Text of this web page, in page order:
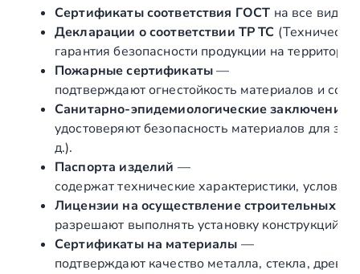
Сертификаты соответствия ГОСТ на все виды
Декларации о соответствии ТР ТС
гарантия безопасности продукции на
Пожарные сертификаты—
подтверждают огнестойкость материалов и
Санитарно‑эпидемиологические заключения
удостоверяют безопасность материалов для
д.).
Паспорта изделий —
содержат технические характеристики,
Лицензии на осуществление строительных и
разрешают выполнять установку конструкций
Сертификаты на материалы —
подтверждают качество металла, стекла,